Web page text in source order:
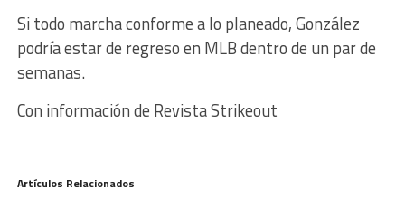
Si todo marcha conforme a lo planeado, González
podría estar de regreso en MLB dentro de un par de
semanas.
Con información de Revista Strikeout
Artículos Relacionados